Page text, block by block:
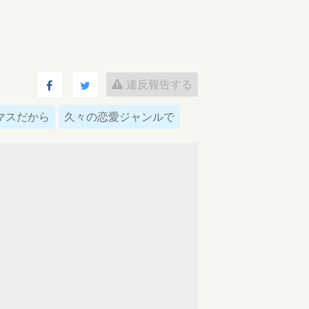
違反報告する
スだから 久々の恋愛ジャンルで